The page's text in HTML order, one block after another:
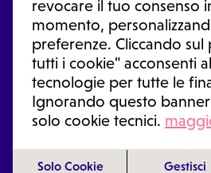
revocare il tuo consenso
momento,
preferenze. Cliccando sul
tutti i cookie" acconsenti
tecnologie per tutte le
Ignorando questo
solo cookie tecnici.
Solo Cookie Gestisci
Condizioni di utilizzo|Privacy
Ⓒ 2026 | Tutti i diritti